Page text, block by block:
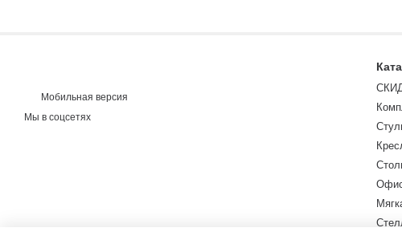
Мобильная версия
Мы в соцсетях